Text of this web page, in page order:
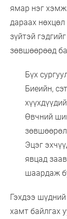
ямар нэг
дараах нөхцөл
зүйтэй
зөвшөөрөөд
Бүх
Биеийн,
Өвчний
зөвшөөрөл
Эцэг
явцад
шаардаж
Гэхдээ
хамт байлгах